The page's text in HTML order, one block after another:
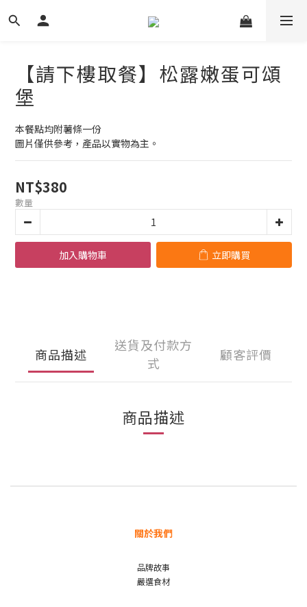
【請下樓取餐】松露嫩蛋可頌
堡
本餐點均附薯條一份
圖片僅供參考，產品以實物為主。
NT$380
數量
加入購物車 立即購買
商品描述
送貨及付款方
式
顧客評價
商品描述
關於我們
品牌故事
嚴選食材